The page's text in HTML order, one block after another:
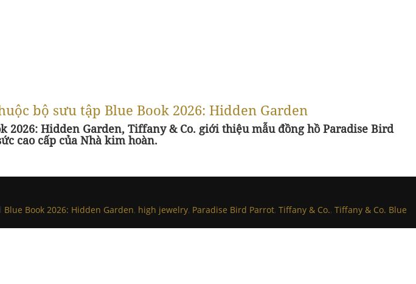
bộ sưu tập Blue Book 2026: Hidden Garden
2026: Hidden Garden, Tiffany & Co. giới thiệu mẫu đồng hồ Paradise Bird
cao cấp của Nhà kim hoàn.
Blue Book 2026: Hidden Garden, high jewelry, Paradise Bird Parrot, Tiffany & Co., Tiffany & Co. Blue